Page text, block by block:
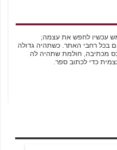
ממש עכשיו לחפש את עצמה;
בכל רחבי האתר. כשתהיה גדולה
מכתיבה, חולמת שתהיה לה
כדי לכתוב ספר.